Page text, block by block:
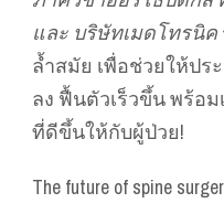
และ บริษัทเมดโทรนิค
ล้ำสมัย เพื่อช่วยให้ป
ลง ฟื้นตัวเร็วขึ้น พร้อ
ที่ดีขึ้นให้กับผู้ป่วย!
The future of spine